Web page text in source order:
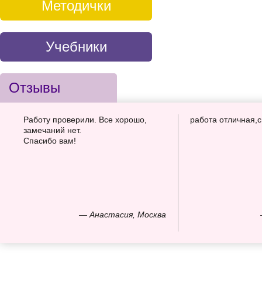
Методички
Учебники
Отзывы
— Анастасия, Москва
Работу проверили. Все хорошо,
замечаний нет.
Спасибо вам!
работа